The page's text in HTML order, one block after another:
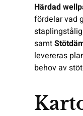
Härdad
fördelar vad
samt
levereras
behov av